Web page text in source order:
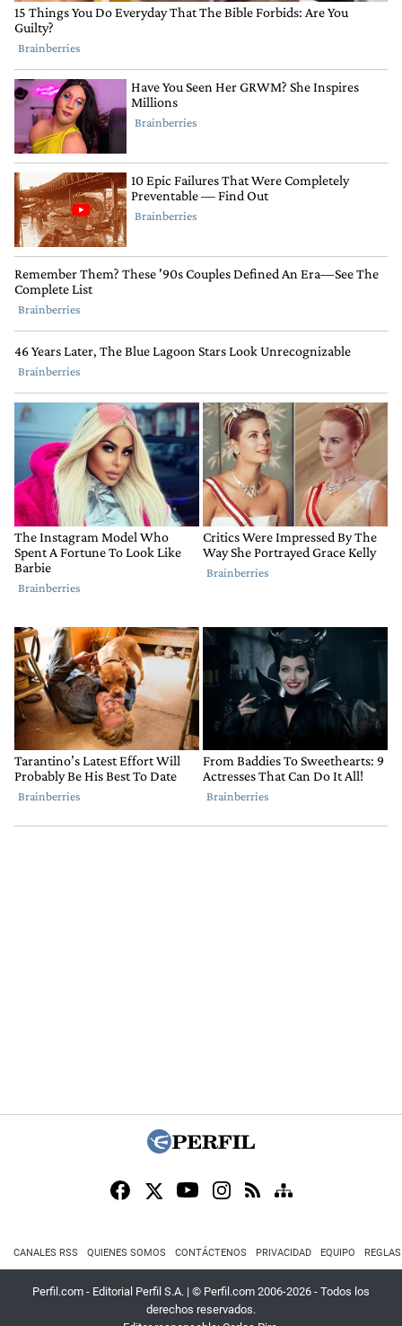
CANALES RSS QUIENES SOMOS CONTÁCTENOS PRIVACIDAD EQUIPO
Perfil.com - Editorial Perfil S.A. | © Perfil.com 2006-2026 - Todos los
derechos reservados.